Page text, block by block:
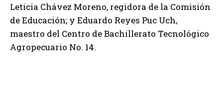
Leticia Chávez Moreno, regidora de la Comisión
de Educación; y Eduardo Reyes Puc Uch,
maestro del Centro de Bachillerato Tecnológico
Agropecuario No. 14.